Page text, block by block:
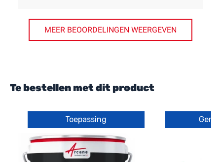
MEER BEOORDELINGEN WEERGEVEN
Te bestellen met dit product
Toepassing